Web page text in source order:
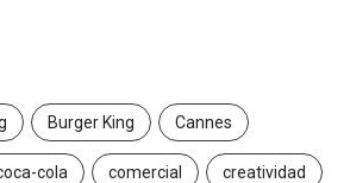
Burger King Cannes
cola comercial creatividad